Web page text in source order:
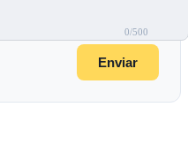
0/500
Enviar